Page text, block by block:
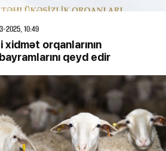
2025, 10:49
orqanlarının
qeyd edir